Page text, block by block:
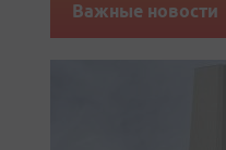
Важные новости